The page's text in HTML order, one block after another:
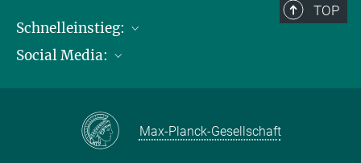
TOP
Schnelleinstieg:
Publikationen
Kontakt und Anfahrtsbeschreibung
Social Media:
Max-Planck-Gesellschaft